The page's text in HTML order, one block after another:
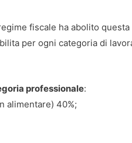
fiscale ha abolito
per ogni categoria di
professionale:
alimentare) 40%;